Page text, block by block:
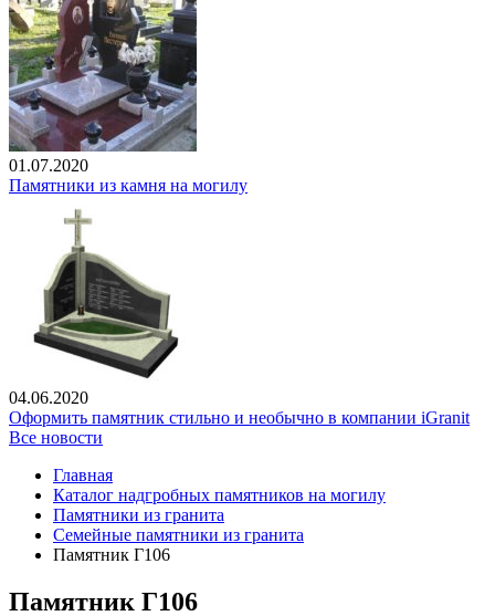
01.07.2020
Памятники из камня на могилу
04.06.2020
Оформить памятник стильно и необычно в компании iGranit
Все новости
Главная
Каталог надгробных памятников на могилу
Памятники из гранита
Семейные памятники из гранита
Памятник Г106
Памятник Г106